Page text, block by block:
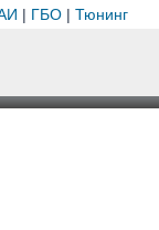
| ГБО| Тюнинг